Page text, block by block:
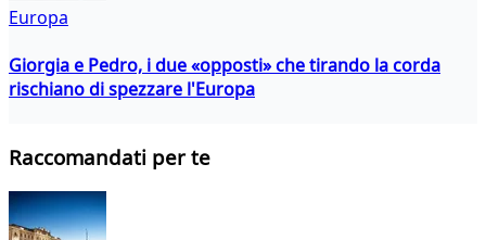
Europa
Giorgia e Pedro, i due «opposti» che tirando la corda
rischiano di spezzare l'Europa
Raccomandati per te